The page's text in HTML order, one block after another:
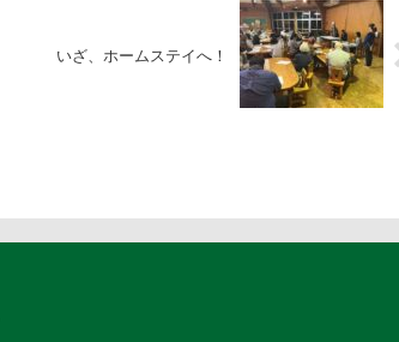
いざ、ホームステイへ！